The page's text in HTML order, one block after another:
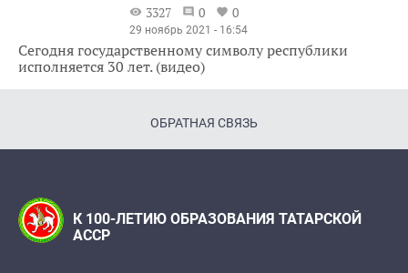
3327
0 0
29 ноябрь 2021 - 16:54
Сегодня государственному символу республики
исполняется 30 лет. (видео)
ОБРАТНАЯ СВЯЗЬ
К 100-ЛЕТИЮ ОБРАЗОВАНИЯ ТАТАРСКОЙ
АССР